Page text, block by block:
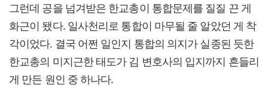
그런데 공을 넘겨받은 한교총이 통합문제를 질질 끈 게
화근이 됐다. 일사천리로 통합이 마무될 줄 알았던 게 착
각이었다. 결국 어쩐 일인지 통합의 의지가 실종된 듯한
한교총의 미지근한 태도가 김 변호사의 입지까지 흔들리
게 만든 원인 중 하나다.